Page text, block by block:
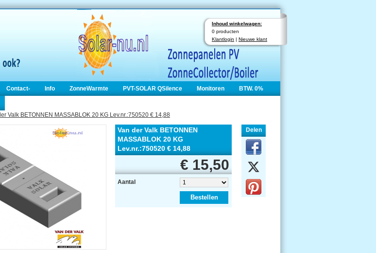
Inhoud winkelwagen:
0 producten
Klantlogin | Nieuwe klant
Contact- Info ZonneWarmte PVT-SOLAR QSilence Monitoren BTW. 0%
Valk BETONNEN MASSABLOK 20 KG Lev.nr.:750520 € 14,88
Van der Valk BETONNEN
MASSABLOK 20 KG
Lev.nr.:750520 € 14,88
€ 15,50
Aantal
Bestellen
Delen